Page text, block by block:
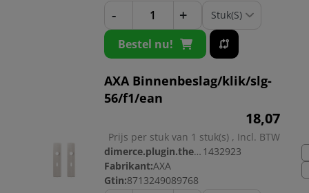
- +
Bestel nu!
AXA Binnenbeslag/klik/slg-
56/f1/ean
18,07
Prijs per stuk van 1 stuk(s) , Incl. BTW
dimerce.plugin.theme.productnr: 1432923
Fabrikant:AXA
Gtin:8713249089768